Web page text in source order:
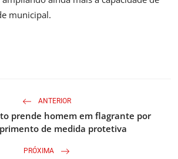
municipal.
ANTERIOR
prende homem em flagrante por
de medida protetiva
PRÓXIMA